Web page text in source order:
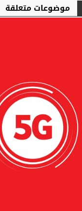
موضوعات متعلقة